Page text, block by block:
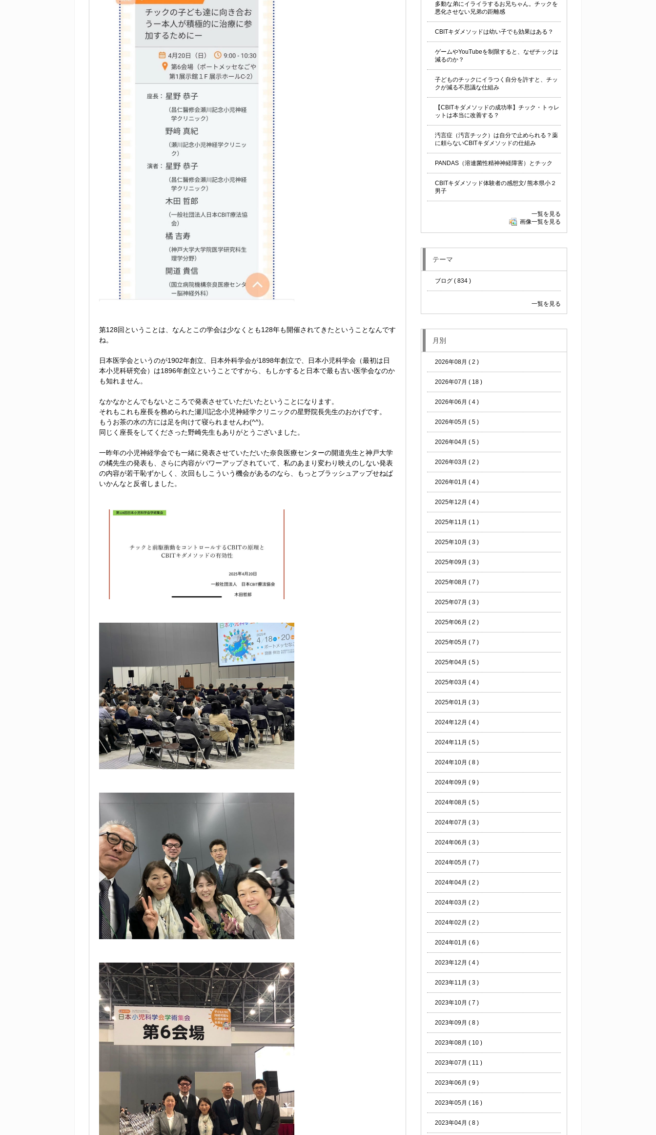
第128回ということは、なんとこの学会は少なくとも128年も開催されてきたということなんです
ね。
日本医学会というのが1902年創立、日本外科学会が1898年創立で、日本小児科学会（最初は日
本小児科研究会）は1896年創立ということですから、もしかすると日本で最も古い医学会なのか
も知れません。
なかなかとんでもないところで発表させていただいたということになります。
それもこれも座長を務められた瀬川記念小児神経学クリニックの星野院長先生のおかげです。
もうお茶の水の方には足を向けて寝られませんわ(^^)。
同じく座長をしてくださった野崎先生もありがとうございました。
一昨年の小児神経学会でも一緒に発表させていただいた奈良医療センターの開道先生と神戸大学
の橘先生の発表も、さらに内容がパワーアップされていて、私のあまり変わり映えのしない発表
の内容が若干恥ずかしく、次回もしこういう機会があるのなら、もっとブラッシュアップせねば
いかんなと反省しました。
多動な弟にイライラするお兄ちゃん。チックを
悪化させない兄弟の距離感
CBITキダメソッドは幼い子でも効果はある？
ゲームやYouTubeを制限すると、なぜチックは
減るのか？
子どものチックにイラつく自分を許すと、チッ
クが減る不思議な仕組み
【CBITキダメソッドの成功率】チック・トゥレ
ットは本当に改善する？
汚言症（汚言チック）は自分で止められる？薬
に頼らないCBITキダメソッドの仕組み
PANDAS（溶連菌性精神神経障害）とチック
CBITキダメソッド体験者の感想文/ 熊本県小２
男子
一覧を見る
画像一覧を見る
テーマ
ブログ ( 834 )
一覧を見る
月別
2026年08月 ( 2 )
2026年07月 ( 18 )
2026年06月 ( 4 )
2026年05月 ( 5 )
2026年04月 ( 5 )
2026年03月 ( 2 )
2026年01月 ( 4 )
2025年12月 ( 4 )
2025年11月 ( 1 )
2025年10月 ( 3 )
2025年09月 ( 3 )
2025年08月 ( 7 )
2025年07月 ( 3 )
2025年06月 ( 2 )
2025年05月 ( 7 )
2025年04月 ( 5 )
2025年03月 ( 4 )
2025年01月 ( 3 )
2024年12月 ( 4 )
2024年11月 ( 5 )
2024年10月 ( 8 )
2024年09月 ( 9 )
2024年08月 ( 5 )
2024年07月 ( 3 )
2024年06月 ( 3 )
2024年05月 ( 7 )
2024年04月 ( 2 )
2024年03月 ( 2 )
2024年02月 ( 2 )
2024年01月 ( 6 )
2023年12月 ( 4 )
2023年11月 ( 3 )
2023年10月 ( 7 )
2023年09月 ( 8 )
2023年08月 ( 10 )
2023年07月 ( 11 )
2023年06月 ( 9 )
2023年05月 ( 16 )
2023年04月 ( 8 )